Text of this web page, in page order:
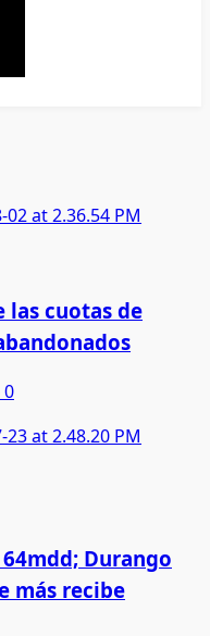
las cuotas de
0
Durango
más recibe